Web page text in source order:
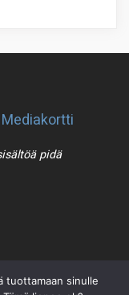
Mediakortti
pidä
tuottamaan sinulle